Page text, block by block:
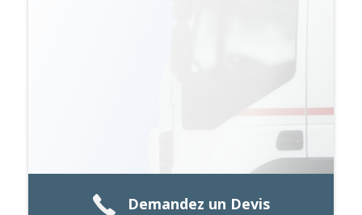
Demandez un Devis